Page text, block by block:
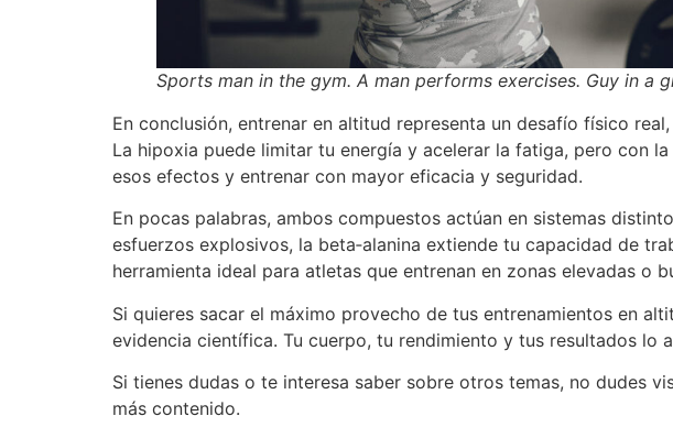
Sports man in the gym. A man performs exercises. Guy in a
En conclusión, entrenar en altitud representa un desafío físico
La hipoxia puede limitar tu energía y acelerar la fatiga, pero con
esos efectos y entrenar con mayor eficacia y seguridad.
En pocas palabras, ambos compuestos actúan en sistemas
esfuerzos explosivos, la beta‑alanina extiende tu capacidad de
herramienta ideal para atletas que entrenan en zonas elevadas o
Si quieres sacar el máximo provecho de tus entrenamientos en
evidencia científica. Tu cuerpo, tu rendimiento y tus resultados lo
Si tienes dudas o te interesa saber sobre otros temas, no dudes
más contenido.